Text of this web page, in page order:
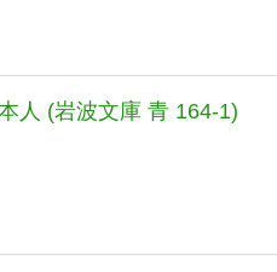
人 (岩波文庫 青 164-1)